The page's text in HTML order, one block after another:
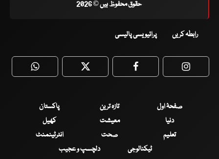
حقوق محفوظ ہیں © 2026
رابطہ کریں پرائیویسی پالیسی
WhatsApp Twitter Facebook
صفحۂ اول تازہ ترین
پاکستان
دنیا
معیشت
کھیل
تعلیم
صحت
انٹرٹینمنٹ
ٹیکنالوجی
دلچسپ و عجیب